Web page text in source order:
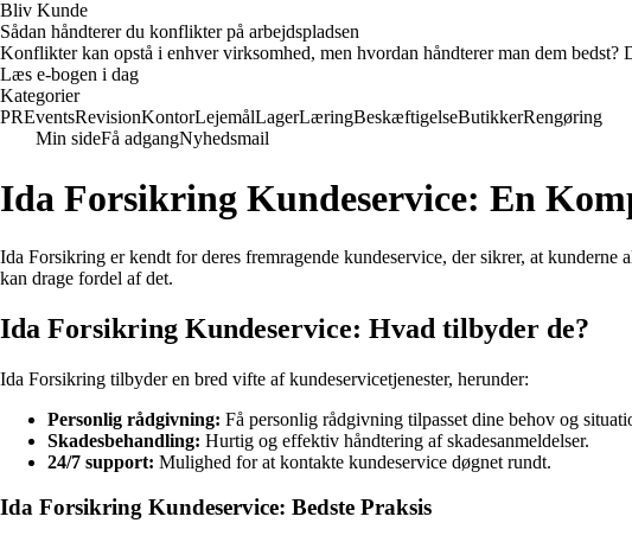
Bliv Kunde
Sådan håndterer du konflikter på arbejdspladsen
Konflikter kan opstå i enhver virksomhed, men hvordan håndterer man dem
Læs e-bogen i dag
Kategorier
PREventsRevisionKontorLejemålLagerLæringBeskæftigelseButikkerRengøring
Min sideFå adgangNyhedsmail
Ida Forsikring Kundeservice: En
Ida Forsikring er kendt for deres fremragende kundeservice, der sikrer, at
kan drage fordel af det.
Ida Forsikring Kundeservice: Hvad tilbyder de?
Ida Forsikring tilbyder en bred vifte af kundeservicetjenester, herunder:
Personlig rådgivning: Få personlig rådgivning tilpasset dine behov og
Skadesbehandling: Hurtig og effektiv håndtering af skadesanmeldelser.
24/7 support: Mulighed for at kontakte kundeservice døgnet rundt.
Ida Forsikring Kundeservice: Bedste Praksis